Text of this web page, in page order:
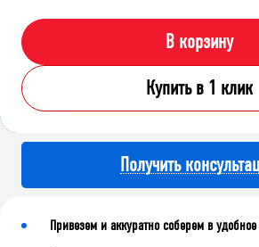
В корзину
Купить в 1 клик
Получить
Привезем и аккуратно соберем в